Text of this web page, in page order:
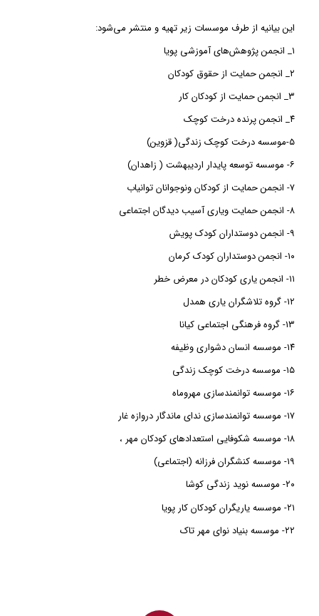
این بیانیه از طرف موسسات زیر تهیه و منتشر می‌شود:
۱_ انجمن پژوهش‌های آموزشی پویا
۲_ انجمن حمایت از حقوق کودکان
۳_ انجمن حمایت از کودکان کار
۴_ انجمن پرنده درخت کوچک
۵-موسسه درخت کوچک زندگی( قزوین)
۶- موسسه توسعه پایدار اردیبهشت ( زاهدان)
۷- انجمن حمایت از کودکان ونوجوانان توانیاب
۸- انجمن حمایت ویاری آسیب دیدگان اجتماعی
۹- انجمن دوستداران کودک پویش
۱۰- انجمن دوستداران کودک کرمان
۱۱- انجمن یاری کودکان در معرض خطر
۱۲- گروه تلاشگران یاری همدل
۱۳- گروه فرهنگی اجتماعی کیانا
۱۴- موسسه انسان دشواری وظیفه
۱۵- موسسه درخت کوچک زندگی
۱۶- موسسه توانمندسازی مهروماه
۱۷- موسسه توانمندسازی ندای ماندگار دروازه غار
۱۸- موسسه شکوفایی استعدادهای کودکان مهر ،
۱۹- موسسه کنشگران فرزانه (اجتماعی)
۲۰- موسسه نوید زندگی کوشا
۲۱- موسسه یاریگران کودکان کار پویا
۲۲- موسسه بنیاد نوای مهر تاک